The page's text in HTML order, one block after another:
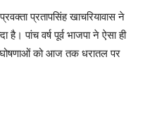
प्रतापसिंह खाचरियावास ने
पांच वर्ष पूर्व भाजपा ने ऐसा ही
घोषणाओं को आज तक धरातल पर